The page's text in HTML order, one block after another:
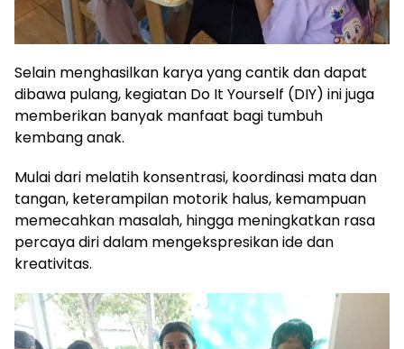
Selain menghasilkan karya yang cantik dan dapat
dibawa pulang, kegiatan Do It Yourself (DIY) ini juga
memberikan banyak manfaat bagi tumbuh
kembang anak.
Mulai dari melatih konsentrasi, koordinasi mata dan
tangan, keterampilan motorik halus, kemampuan
memecahkan masalah, hingga meningkatkan rasa
percaya diri dalam mengekspresikan ide dan
kreativitas.